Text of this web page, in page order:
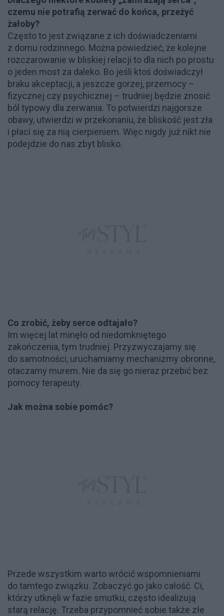
czemu nie potrafią zerwać do końca, przeżyć
żałoby?
Często to jest związane z ich doświadczeniami
z domu rodzinnego. Można powiedzieć, że kolejne
rozczarowanie w bliskiej relacji to dla nich po prostu
o jeden most za daleko. Bo jeśli ktoś doświadczył
braku akceptacji, a jeszcze gorzej, przemocy –
fizycznej czy psychicznej – trudniej będzie znosić
ból typowy dla zerwania. To potwierdzi najgorsze
obawy, utwierdzi w przekonaniu, że bliskość jest zła
i płaci się za nią cierpieniem. Więc nigdy już nikt nie
podejdzie do nas zbyt blisko.
Co zrobić, żeby serce odtajało?
Im więcej lat minęło od niedomkniętego
zakończenia, tym trudniej. Przyzwyczajamy się
do samotności, uruchamiamy mechanizmy obronne,
otaczamy murem. Nie da się go nieraz przebić bez
pomocy terapeuty.
Jak można sobie pomóc?
Przede wszystkim warto wrócić wspomnieniami
do tamtego związku. Zobaczyć go jako całość. Ci,
którzy utknęli w fazie smutku, często idealizują
starą relację. Trzeba przypomnieć sobie także złe